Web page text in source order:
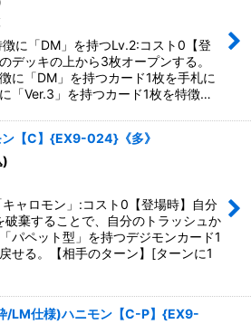
徴に「DM」を持つLv.2:コスト0【登
デッキの上から3枚オープンする。
に「DM」を持つカード1枚を手札に
「Ver.3」を持つカード1枚を特徴…
【C】{EX9-024}《多》
)
キャロモン」:コスト0【登場時】自分
破棄することで、自分のトラッシュか
パペット型」を持つデジモンカード1
せる。【相手のターン】[ターンに1
/LM仕様)ハニモン【C-P】{EX9-